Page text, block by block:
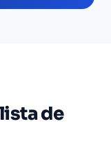
de